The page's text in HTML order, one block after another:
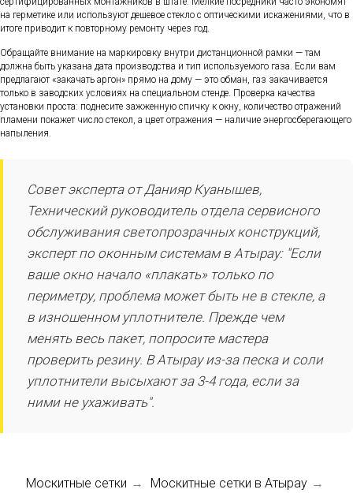
на герметике или используют дешевое стекло с оптическими искажениями, что в
итоге приводит к повторному ремонту через год.
Обращайте внимание на маркировку внутри дистанционной рамки — там
должна быть указана дата производства и тип используемого газа. Если вам
предлагают «закачать аргон» прямо на дому — это обман, газ закачивается
только в заводских условиях на специальном стенде. Проверка качества
установки проста: поднесите зажженную спичку к окну, количество отражений
пламени покажет число стекол, а цвет отражения — наличие энергосберегающего
напыления.
Совет эксперта от Данияр Куанышев,
Технический руководитель отдела сервисного
обслуживания светопрозрачных конструкций,
эксперт по оконным системам в Атырау: "Если
ваше окно начало «плакать» только по
периметру, проблема может быть не в стекле, а
в изношенном уплотнителе. Прежде чем
менять весь пакет, попросите мастера
проверить резину. В Атырау из-за песка и соли
уплотнители высыхают за 3-4 года, если за
ними не ухаживать".
Москитные сетки → Москитные сетки в Атырау →